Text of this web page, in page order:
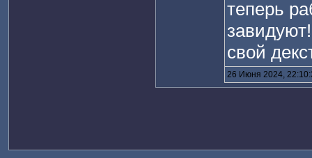
теперь
свой
26 Июня 2024,